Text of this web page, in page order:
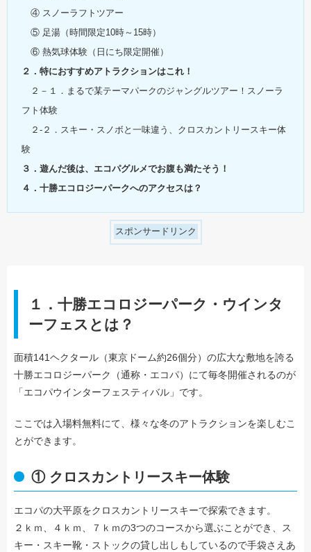
④ スノーラフトツアー
⑤ 足湯（時間限定10時～15時）
⑥ 熱気球体験（日にち限定開催）
２．特におすすめアトラクションはこれ！
２－１．まるで某テーマパークのジャングルツアー！スノーラ
フト体験
２-２．スキー・スノボと一味違う、クロスカントリースキー体
験
３．遊んだ後は、エコパグルメでお腹も満たそう！
４．十勝エコロジーパークへのアクセスは？
スポンサードリンク
１．十勝エコロジーパーク・ウインタ
ーフェスとは？
面積141ヘクタール（東京ドーム約26個分）の広大な敷地を誇る
十勝エコロジーパーク（通称・エコパ）にて毎冬開催されるのが
「エコパウインターフェスティバル」です。
ここでは入場料無料にて、様々な冬のアトラクションを楽しむこ
とができます。
① クロスカントリースキー体験
エコパの大平原をクロスカントリースキーで探索できます。
２ｋｍ、４ｋｍ、７ｋｍの3つのコースから選ぶことができ、ス
キー・スキー靴・ストックの貸し出しもしているので手袋さえあ